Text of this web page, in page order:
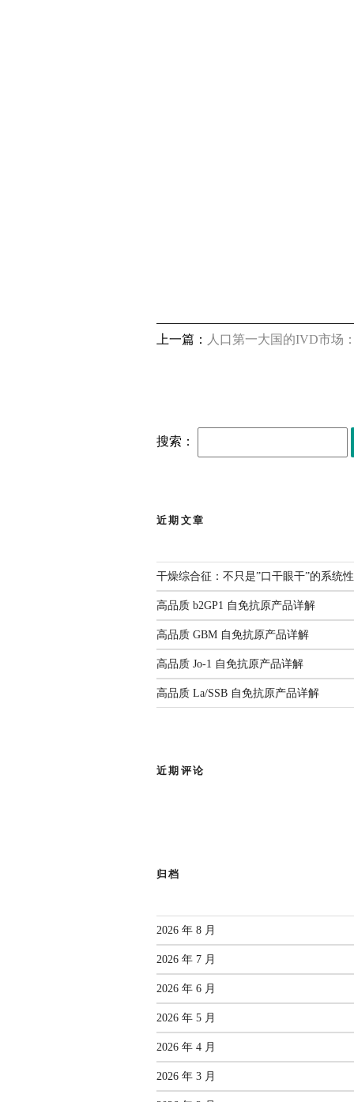
上一篇： 人口第一大国的IVD市场
搜索：
近期文章
干燥综合征：不只是”口干眼干”的系统
高品质 b2GP1 自免抗原产品详解
高品质 GBM 自免抗原产品详解
高品质 Jo-1 自免抗原产品详解
高品质 La/SSB 自免抗原产品详解
近期评论
归档
2026 年 8 月
2026 年 7 月
2026 年 6 月
2026 年 5 月
2026 年 4 月
2026 年 3 月